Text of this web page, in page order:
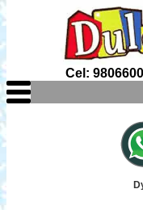
Cel: